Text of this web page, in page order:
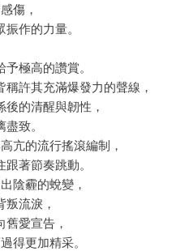
傷，
作的力量。
極高的讚賞。
稱許其充滿爆發力的聲線，
的清醒與韌性，
致。
亢的流行搖滾編制，
著節奏跳動。
陰霾的蛻變，
叛流淚，
愛宣告，
得更加精采。